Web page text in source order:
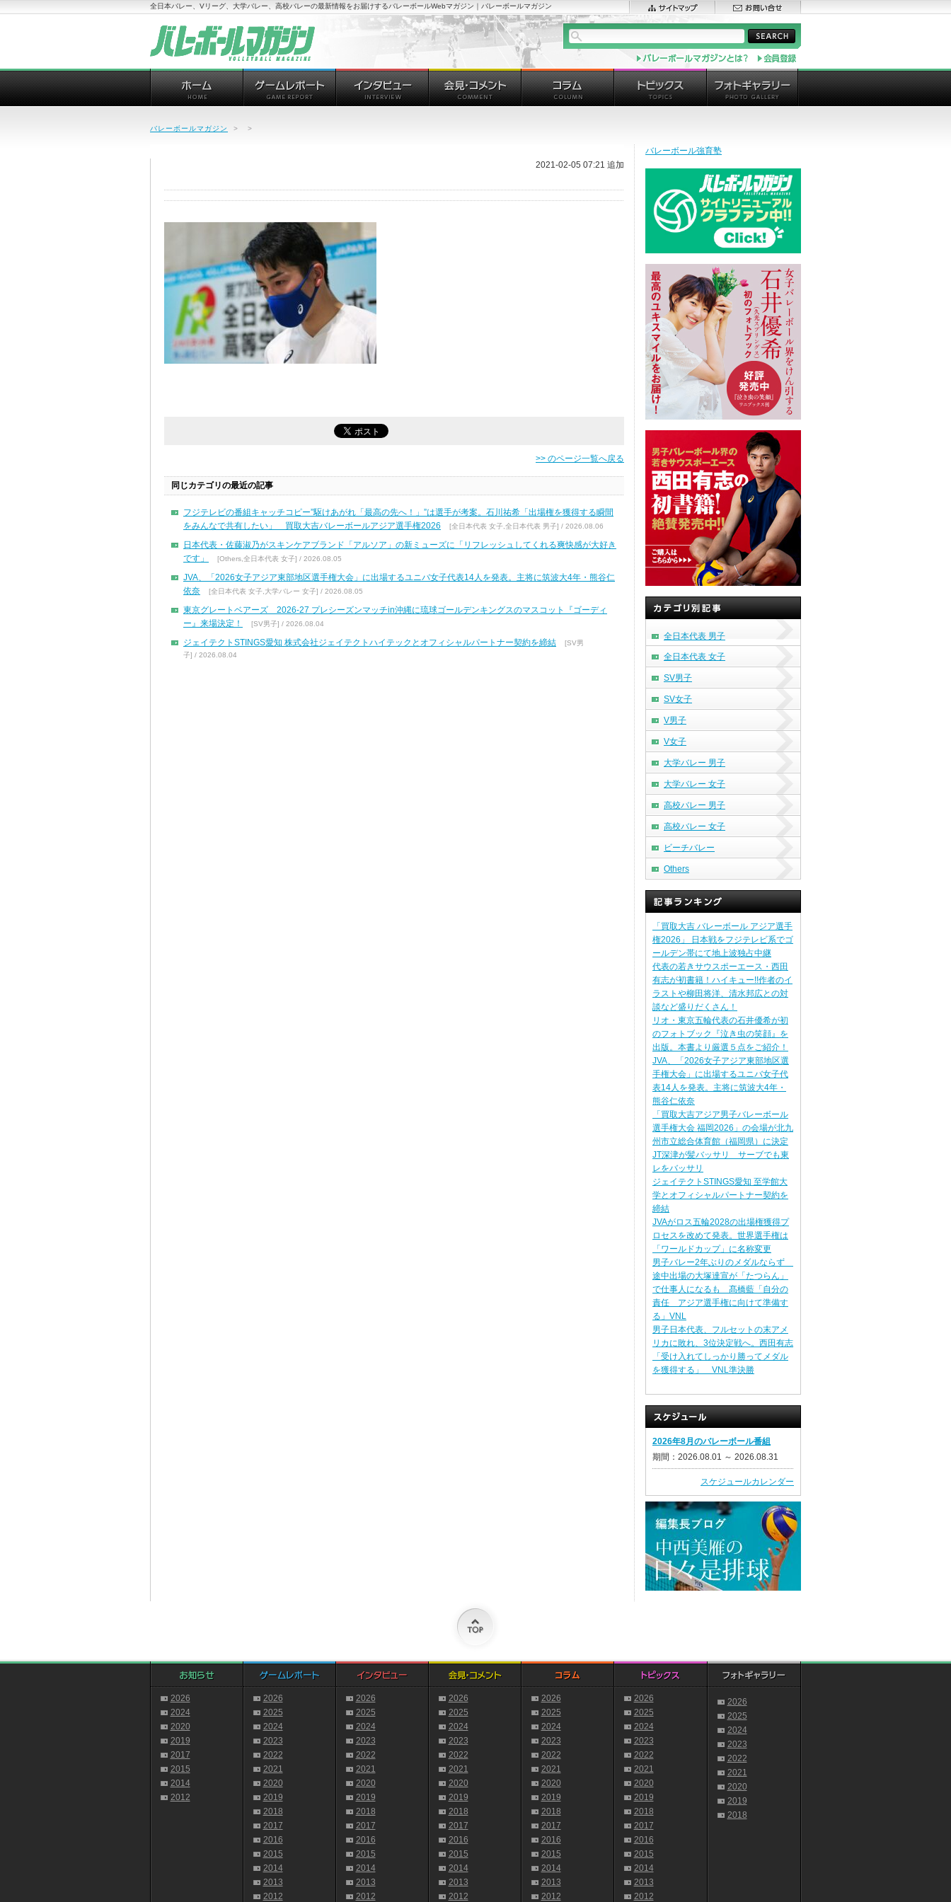
全日本バレー、Vリーグ、大学バレー、高校バレーの最新情報をお届けするバレーボールWebマガジン｜バレーボールマガジン
バレーボールマガジン > >
2021-02-05 07:21 追加
>> のページ一覧へ戻る
同じカテゴリの最近の記事
フジテレビの番組キャッチコピー”駆けあがれ「最高の先へ！」”は選手が考案。石川祐希「出場権を獲得する瞬間
をみんなで共有したい」 買取大吉バレーボールアジア選手権2026
[全日本代表 女子,全日本代表 男子] / 2026.08.06
日本代表・佐藤淑乃がスキンケアブランド「アルソア」の新ミューズに「リフレッシュしてくれる爽快感が大好き
です」
[Others,全日本代表 女子] / 2026.08.05
JVA、「2026女子アジア東部地区選手権大会」に出場するユニバ女子代表14人を発表。主将に筑波大4年・熊谷仁
依奈
[全日本代表 女子,大学バレー 女子] / 2026.08.05
東京グレートベアーズ 2026-27 プレシーズンマッチin沖縄に琉球ゴールデンキングスのマスコット『ゴーディ
ー』来場決定！
[SV男子] / 2026.08.04
ジェイテクトSTINGS愛知 株式会社ジェイテクトハイテックとオフィシャルパートナー契約を締結 [SV男
子] / 2026.08.04
バレーボール強育塾
全日本代表 男子
全日本代表 女子
SV男子
SV女子
V男子
V女子
大学バレー 男子
大学バレー 女子
高校バレー 男子
高校バレー 女子
ビーチバレー
Others
「買取大吉 バレーボール アジア選手
権2026」 日本戦をフジテレビ系でゴ
ールデン帯にて地上波独占中継
代表の若きサウスポーエース・西田
有志が初書籍！ハイキュー!!作者のイ
ラストや柳田将洋、清水邦広との対
談など盛りだくさん！
リオ・東京五輪代表の石井優希が初
のフォトブック『泣き虫の笑顔』を
出版。本書より厳選５点をご紹介！
JVA、「2026女子アジア東部地区選
手権大会」に出場するユニバ女子代
表14人を発表。主将に筑波大4年・
熊谷仁依奈
「買取大吉アジア男子バレーボール
選手権大会 福岡2026」の会場が北九
州市立総合体育館（福岡県）に決定
JT深津が髪バッサリ サーブでも東
レをバッサリ
ジェイテクトSTINGS愛知 至学館大
学とオフィシャルパートナー契約を
締結
JVAがロス五輪2028の出場権獲得プ
ロセスを改めて発表。世界選手権は
「ワールドカップ」に名称変更
男子バレー2年ぶりのメダルならず
途中出場の大塚達宣が「たつらん」
で仕事人になるも 髙橋藍「自分の
責任 アジア選手権に向けて準備す
る」VNL
男子日本代表、フルセットの末アメ
リカに敗れ、3位決定戦へ。西田有志
「受け入れてしっかり勝ってメダル
を獲得する」 VNL準決勝
2026年8月のバレーボール番組
期間：2026.08.01 ～ 2026.08.31
スケジュールカレンダー
2026
2024
2020
2019
2017
2015
2014
2012
2026
2025
2024
2023
2022
2021
2020
2019
2018
2017
2016
2015
2014
2013
2012
2026
2025
2024
2023
2022
2021
2020
2019
2018
2017
2016
2015
2014
2013
2012
2026
2025
2024
2023
2022
2021
2020
2019
2018
2017
2016
2015
2014
2013
2012
2026
2025
2024
2023
2022
2021
2020
2019
2018
2017
2016
2015
2014
2013
2012
2026
2025
2024
2023
2022
2021
2020
2019
2018
2017
2016
2015
2014
2013
2012
2026
2025
2024
2023
2022
2021
2020
2019
2018